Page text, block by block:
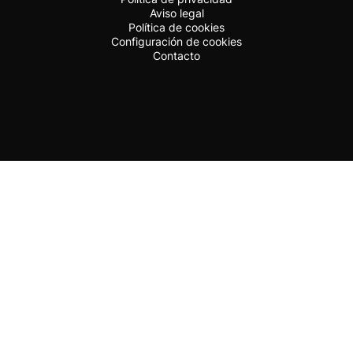
Aviso legal
Política de cookies
Configuración de cookies
Contacto